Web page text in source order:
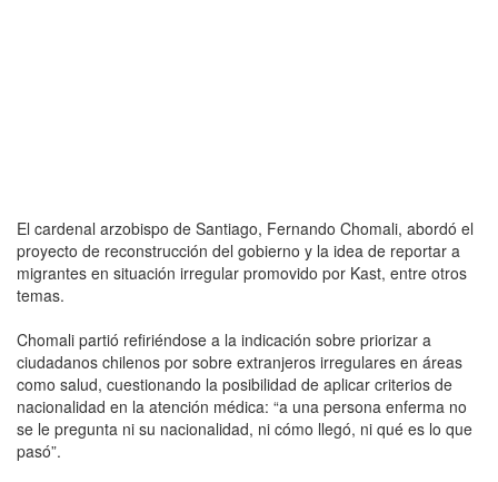
El cardenal arzobispo de Santiago, Fernando Chomali, abordó el
proyecto de reconstrucción del gobierno y la idea de reportar a
migrantes en situación irregular promovido por Kast, entre otros
temas.
Chomali partió refiriéndose a la indicación sobre priorizar a
ciudadanos chilenos por sobre extranjeros irregulares en áreas
como salud, cuestionando la posibilidad de aplicar criterios de
nacionalidad en la atención médica: “a una persona enferma no
se le pregunta ni su nacionalidad, ni cómo llegó, ni qué es lo que
pasó”.